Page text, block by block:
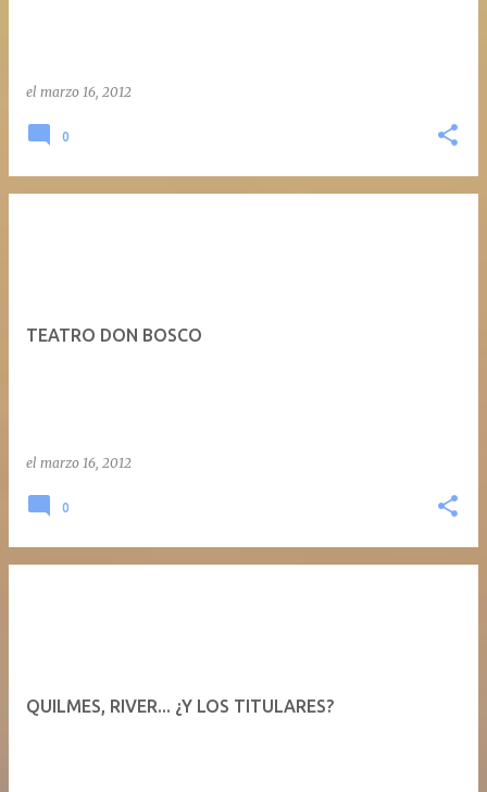
el marzo 16, 2012
0
TEATRO DON BOSCO
el marzo 16, 2012
0
QUILMES, RIVER... ¿Y LOS TITULARES?